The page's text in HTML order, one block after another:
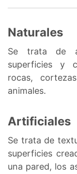
Naturales
Se trata de
superficies y
rocas,
animales.
Artificiales
Se trata de
superficies
una pared, los